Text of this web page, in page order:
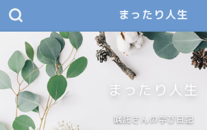
まったり人生
まったり人生
嘱託さんの学び日記